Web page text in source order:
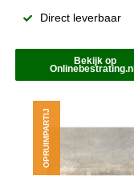
Direct leverbaar
Bekijk op
Onlinebestrating.nl
OPRUIMPARTIJ